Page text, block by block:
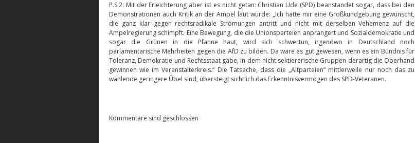
P.S.2: Mit der Erleichterung aber ist es nicht getan: Christian Ude (SPD) beanstandet sogar, dass bei den
Demonstrationen auch Kritik an der Ampel laut wurde: „Ich hätte mir eine Großkundgebung gewünscht,
die ganz klar gegen rechtsradikale Strömungen antritt und nicht mit derselben Vehemenz auf die
Ampelregierung schimpft. Eine Bewegung, die die Unionsparteien anprangert und Sozialdemokratie und
sogar die Grünen in die Pfanne haut, wird sich schwertun, irgendwo in Deutschland noch
parlamentarische Mehrheiten gegen die AfD zu bilden. Da wäre es gut gewesen, wenn es ein Bündnis für
Toleranz, Demokratie und Rechtsstaat gäbe, in dem nicht sektiererische Gruppen derartig die Oberhand
gewinnen wie im Veranstalterkreis.“ Die Tatsache, dass die „Altparteien“ mittlerweile nur noch das zu
wählende geringere Übel sind, übersteigt sichtlich das Erkenntnisvermögen des SPD-Veteranen.
Kommentare sind geschlossen